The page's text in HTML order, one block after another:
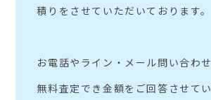
積りをさせていただいております。
お電話やライン・メール問い合わ
無料査定でき金額をご回答させてい